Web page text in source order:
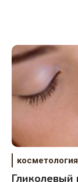
Гликолевый